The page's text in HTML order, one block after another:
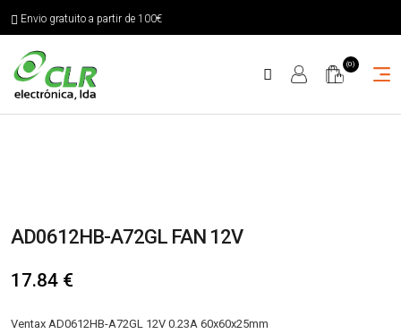
Envio gratuito a partir de 100€
(0)
AD0612HB-A72GL FAN 12V
17.84 €
Ventax AD0612HB-A72GL 12V 0.23A 60x60x25mm